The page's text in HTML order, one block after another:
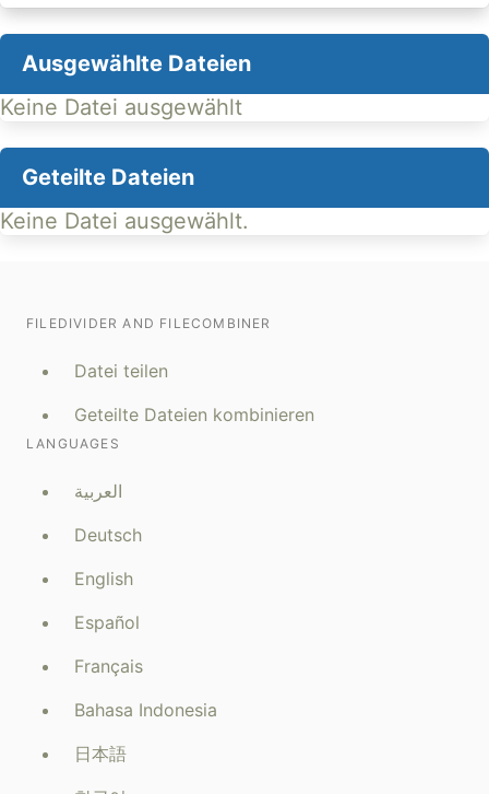
Ausgewählte Dateien
Keine Datei ausgewählt
Geteilte Dateien
Keine Datei ausgewählt.
FILEDIVIDER AND FILECOMBINER
Datei teilen
Geteilte Dateien kombinieren
LANGUAGES
العربية
Deutsch
English
Español
Français
Bahasa Indonesia
日本語